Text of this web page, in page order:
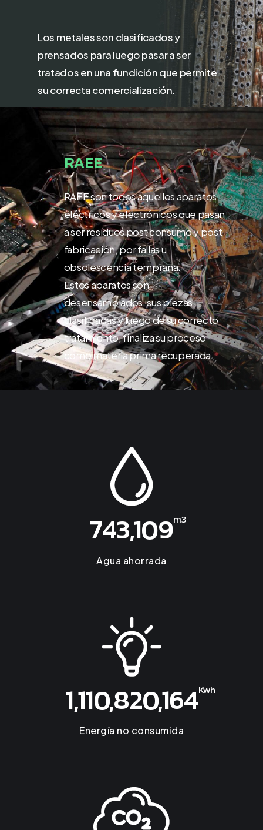
Los metales son clasificados y
prensados para luego pasar a ser
tratados en una fundición que permite
su correcta comercialización.
RAEE
RAEE son todos aquellos aparatos
eléctricos y electrónicos que pasan
a ser residuos post consumo y post
fabricación, por fallas u
obsolescencia temprana.
Estos aparatos son
desensamblados, sus piezas
clasificadas y luego de su correcto
tratamiento, finaliza su proceso
como materia prima recuperada.
743,109m3
Agua ahorrada
1,110,820,164Kwh
Energía no consumida